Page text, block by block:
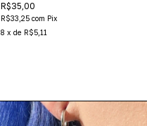
R$35,00
R$33,25 com Pix
8 x de R$5,11